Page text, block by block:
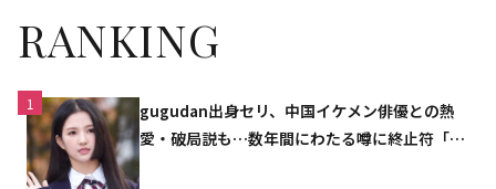
RANKING
1
gugudan出身セリ、中国イケメン俳優との熱
愛・破局説も…数年間にわたる噂に終止符「邪